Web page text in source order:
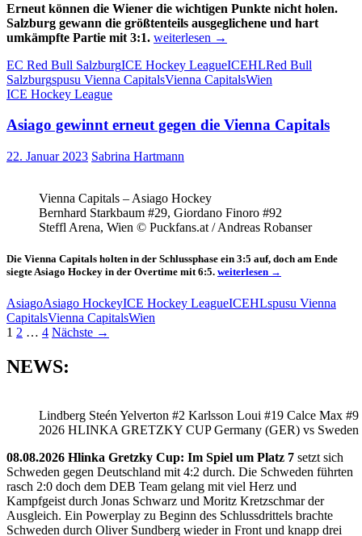
Erneut können die Wiener die wichtigen Punkte nicht holen.
Salzburg gewann die größtenteils ausgeglichene und hart
umkämpfte Partie mit 3:1. Die
lassen
erneut
liegen
weiterlesen →
EC Red Bull SalzburgICE Hockey LeagueICEHLRed Bull
Salzburgspusu Vienna CapitalsVienna CapitalsWien
ICE Hockey League
Asiago gewinnt erneut gegen die Vienna Capitals
22. Januar 2023 Sabrina Hartmann
Vienna Capitals – Asiago Hockey
Bernhard Starkbaum #29, Giordano Finoro #92
Steffl Arena, Wien © Puckfans.at / Andreas Robanser
Die Vienna Capitals holten in der Schlussphase ein 3:5 auf, doch am Ende
siegte Asiago Hockey in der Overtime mit 6:5. Asiago
erneut
gegen
weiterlesen →
AsiagoAsiago HockeyICE Hockey LeagueICEHLspusu Vienna
CapitalsVienna CapitalsWien
Beitragsnavigation
1 2 … 4 Nächste →
NEWS:
Lindberg Steén Yelverton #2 Karlsson Loui #19 Calce Max #9
2026 HLINKA GRETZKY CUP Germany (GER) vs Sweden
08.08.2026 Hlinka Gretzky Cup: Im Spiel um Platz 7 setzt sich
Schweden gegen Deutschland mit 4:2 durch. Die Schweden führten
rasch 2:0 doch dem DEB Team gelang mit viel Herz und
Kampfgeist durch Jonas Schwarz und Moritz Kretzschmar der
Ausgleich. Ein Powerplay zu Beginn des Schlussdrittels brachte
Schweden durch Oliver Sundberg wieder in Front und knapp drei